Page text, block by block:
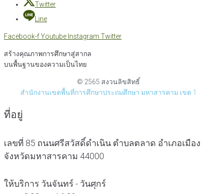
Twitter
Line
Facebook-fYoutube Instagram Twitter
สร้างคุณภาพการศึกษาสู่สากล
บนพื้นฐานของความเป็นไทย
© 2565 สงวนลิขสิทธิ์
สำนักงานเขตพื้นที่การศึกษาประถมศึกษา มหาสารคาม เขต 1
ที่อยู่
เลขที่ 85 ถนนศรีสวัสดิ์ดำเนิน ตำบลตลาด อำเภอเมือง
จังหวัดมหาสารคาม 44000
ให้บริการ วันจันทร์ - วันศุกร์